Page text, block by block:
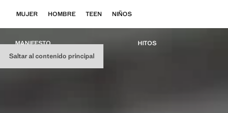
Saltar al contenido principal
MUJER HOMBRE TEEN NIÑOS
MANIFESTO HITOS